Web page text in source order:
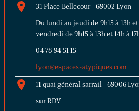
31 Place Bellecour - 69002 Lyon
Du lundi au jeudi de 9h15 à 13h et
vendredi de 9h15 à 13h et 14h à
04 78 94 51 15
lyon@espaces-atypiques.com
11 quai général sarrail - 69006
sur RDV